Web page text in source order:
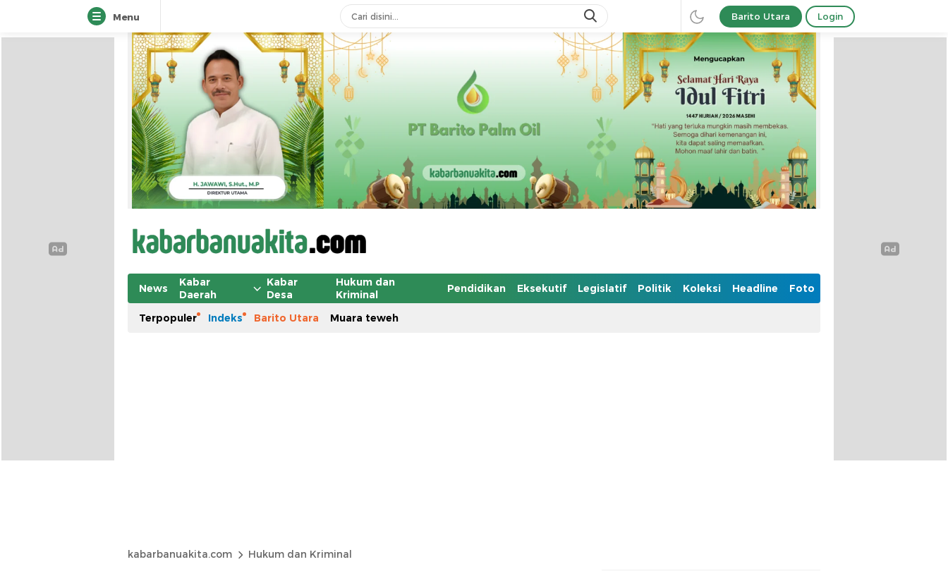
Menu Barito Utara Login
News
Kabar
Daerah
Kabar
Desa
Hukum dan
Kriminal
Pendidikan Eksekutif Legislatif Politik Koleksi Headline Foto
Terpopuler Indeks Barito Utara Muara teweh
kabarbanuakita.com Hukum dan Kriminal